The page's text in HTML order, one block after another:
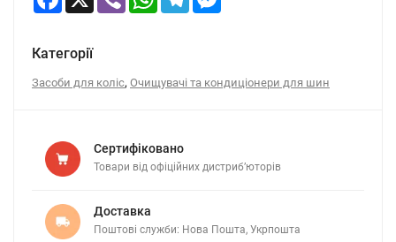
Категорії
Засоби для коліс, Очищувачі та кондиціонери для шин
Сертифіковано
Товари від офіційних дистриб’юторів
Доставка
Поштові служби: Нова Пошта, Укрпошта